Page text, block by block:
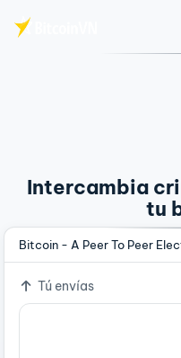
Intercambia
tu
Bitcoin - A Peer To Peer
Tú envías